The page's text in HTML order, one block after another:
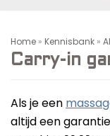
Home » Kennisbank »
Carry-in
Als je een
altijd een